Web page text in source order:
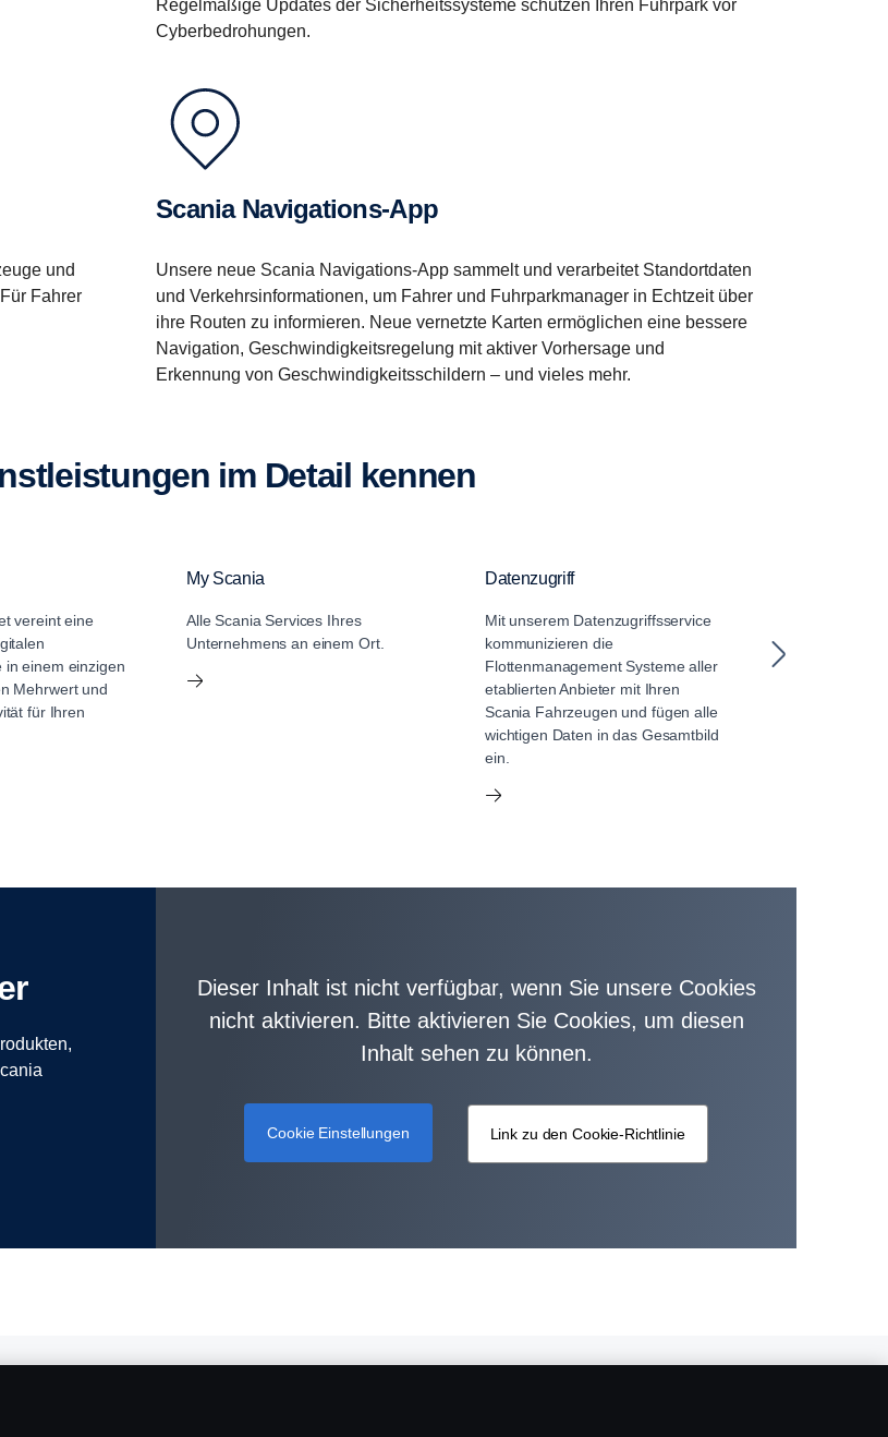
Regelmäßige Updates der Sicherheitssysteme schützen Ihren Fuhrpark vor
Cyberbedrohungen.
und
Fahrer
Scania Navigations-App
Unsere neue Scania Navigations-App sammelt und verarbeitet Standortdaten
und Verkehrsinformationen, um Fahrer und Fuhrparkmanager in Echtzeit über
ihre Routen zu informieren. Neue vernetzte Karten ermöglichen eine bessere
Navigation, Geschwindigkeitsregelung mit aktiver Vorhersage und
Erkennung von Geschwindigkeitsschildern – und vieles mehr.
im Detail kennen
vereint eine
in einem einzigen
Mehrwert und
für Ihren
My Scania
Alle Scania Services Ihres
Unternehmens an einem Ort.
Datenzugriff
Mit unserem Datenzugriffsservice
kommunizieren die
Flottenmanagement Systeme aller
etablierten Anbieter mit Ihren
Scania Fahrzeugen und fügen alle
wichtigen Daten in das Gesamtbild
ein.
Dieser Inhalt ist nicht verfügbar, wenn Sie unsere Cookies
nicht aktivieren. Bitte aktivieren Sie Cookies, um diesen
Inhalt sehen zu können.
Cookie Einstellungen Link zu den Cookie-Richtlinie